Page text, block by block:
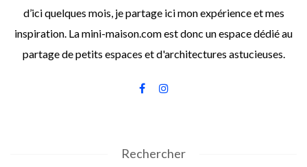
d’ici quelques mois, je partage ici mon expérience et mes
inspiration. La mini-maison.com est donc un espace dédié au
partage de petits espaces et d'architectures astucieuses.
Rechercher